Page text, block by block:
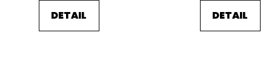
DETAIL DETAIL